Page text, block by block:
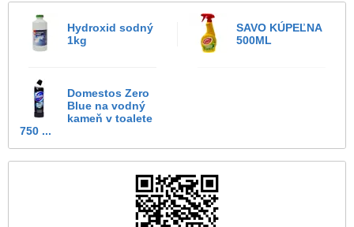
Hydroxid sodný
1kg
SAVO KÚPEĽNA
500ML
Domestos Zero
Blue na vodný
kameň v toalete
750 ...